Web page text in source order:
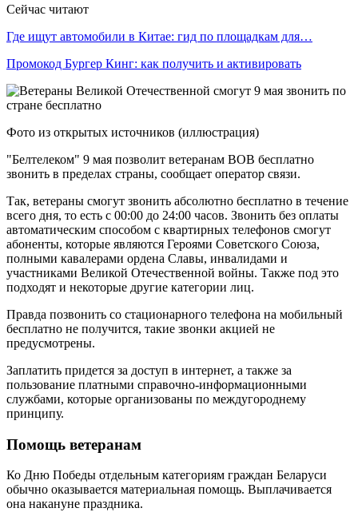
Сейчас читают
Где ищут автомобили в Китае: гид по площадкам для…
Промокод Бургер Кинг: как получить и активировать
Фото из открытых источников (иллюстрация)
"Белтелеком" 9 мая позволит ветеранам ВОВ бесплатно
звонить в пределах страны, сообщает оператор связи.
Так, ветераны смогут звонить абсолютно бесплатно в течение
всего дня, то есть c 00:00 до 24:00 часов. Звонить без оплаты
автоматическим способом с квартирных телефонов смогут
абоненты, которые являются Героями Советского Союза,
полными кавалерами ордена Славы, инвалидами и
участниками Великой Отечественной войны. Также под это
подходят и некоторые другие категории лиц.
Правда позвонить со стационарного телефона на мобильный
бесплатно не получится, такие звонки акцией не
предусмотрены.
Заплатить придется за доступ в интернет, а также за
пользование платными справочно-информационными
службами, которые организованы по междугороднему
принципу.
Помощь ветеранам
Ко Дню Победы отдельным категориям граждан Беларуси
обычно оказывается материальная помощь. Выплачивается
она накануне праздника.